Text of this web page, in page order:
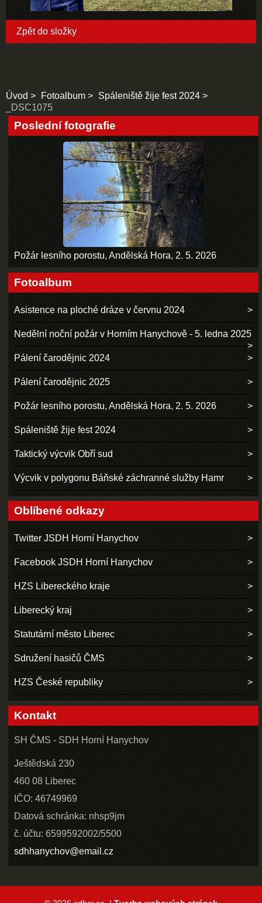
Zpět do složky
Úvod Fotoalbum
Spáleniště žije fest 2024
_DSC1075
Poslední fotografie
Požár lesního porostu, Andělská Hora, 2. 5. 2026
Fotoalbum
Asistence na ploché dráze v červnu 2024
Nedělní noční požár v Horním Hanychově - 5. ledna 2025
Pálení čarodějnic 2024
Pálení čarodějnic 2025
Požár lesního porostu, Andělská Hora, 2. 5. 2026
Spáleniště žije fest 2024
Taktický výcvik Obří sud
Výcvik v polygonu Báňské záchranné služby Hamr
Oblíbené odkazy
Twitter JSDH Horní Hanychov
Facebook JSDH Horní Hanychov
HZS Libereckého kraje
Liberecký kraj
Statutární město Liberec
Sdružení hasičů ČMS
HZS České republiky
Kontakt
SH ČMS - SDH Horní Hanychov
Ještědská 230
460 08 Liberec
IČO: 46749969
Datová schránka: nhsp9jm
č. účtu: 6599592002/5500
sdhhanychov@email.cz